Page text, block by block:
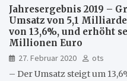
Jahresergebnis 2019 –
Umsatz von 5,1
von 13,6%, und erhöht
Millionen Euro
27. Februar 2020
ots
– Der Umsatz steigt um